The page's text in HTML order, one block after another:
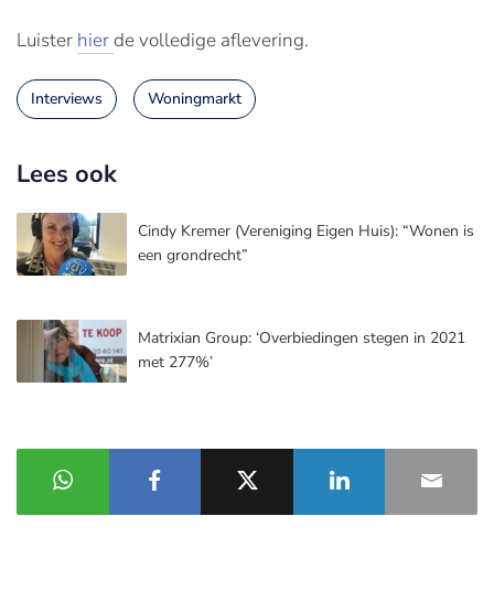
Luister hierde volledige aflevering.
Interviews Woningmarkt
Lees ook
Cindy Kremer (Vereniging Eigen Huis): “Wonen is
een grondrecht”
Matrixian Group: ‘Overbiedingen stegen in 2021
met 277%’